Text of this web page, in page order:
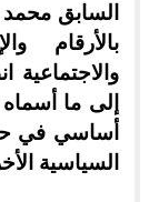
السابق
بالأرقام
والاجتماعية
إلى ما
أساسي في
السياسية